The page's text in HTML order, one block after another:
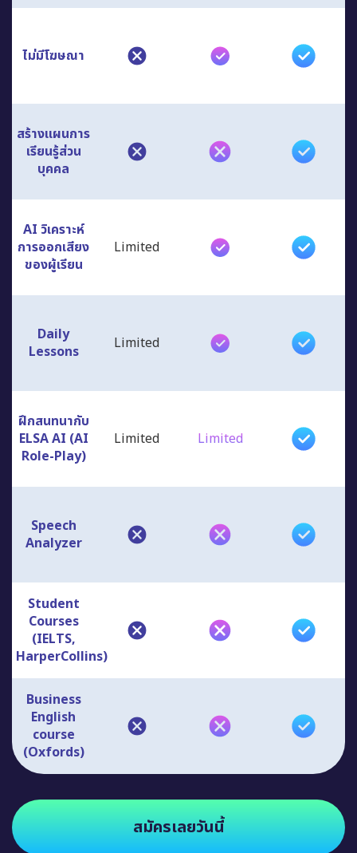
ไม่มีโฆษณา
สร้างแผนการ
เรียนรู้ส่วน
บุคคล
AI วิเคราะห์
การออกเสียง
ของผู้เรียน
Limited
Daily
Lessons
Limited
ฝึกสนทนากับ
ELSA AI (AI
Role-Play)
Limited Limited
Speech
Analyzer
Student
Courses
(IELTS,
HarperCollins)
Business
English
course
(Oxfords)
สมัครเลยวันนี้